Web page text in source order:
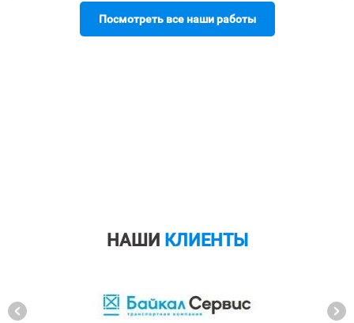
Посмотреть все наши работы
НАШИ КЛИЕНТЫ